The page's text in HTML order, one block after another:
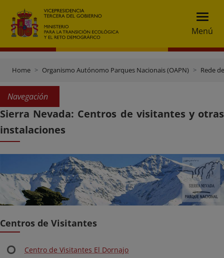
Menú
Home Organismo Autónomo Parques Nacionais (OAPN) Rede
Navegación
Sierra Nevada: Centros de visitantes y otras
instalaciones
Centros de Visitantes
Centro de Visitantes El Dornajo